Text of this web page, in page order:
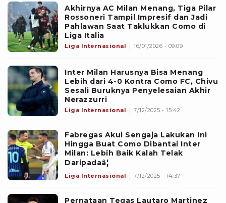
Akhirnya AC Milan Menang, Tiga Pilar
Rossoneri Tampil Impresif dan Jadi
Pahlawan Saat Taklukkan Como di
Liga Italia
Liga Internasional 16/01/2026 - 09:09
Inter Milan Harusnya Bisa Menang
Lebih dari 4-0 Kontra Como FC, Chivu
Sesali Buruknya Penyelesaian Akhir
Nerazzurri
Liga Internasional 7/12/2025 - 15:42
Fabregas Akui Sengaja Lakukan Ini
Hingga Buat Como Dibantai Inter
Milan: Lebih Baik Kalah Telak
Daripadaâ¦
Liga Internasional 7/12/2025 - 14:37
Pernataan Tegas Lautaro Martinez